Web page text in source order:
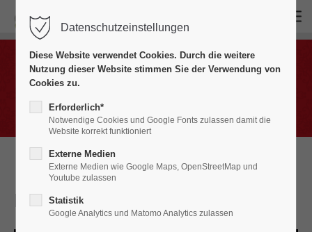
Login
Benutzername
Anmelden
Bildergalerien
Funken2009
Datenschutzeinstellungen
Diese Website verwendet Cookies. Durch die weitere
Nutzung dieser Website stimmen Sie der Verwendung von
Cookies zu.
Erforderlich*
Notwendige Cookies und Google Fonts zulassen damit die
Website korrekt funktioniert
Externe Medien
Externe Medien wie Google Maps, OpenStreetMap und
Youtube zulassen
Statistik
Google Analytics und Matomo Analytics zulassen